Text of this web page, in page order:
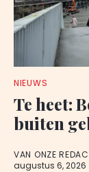
NIEUWS
Te heet:
buiten
VAN ONZE
augustus 6, 2026